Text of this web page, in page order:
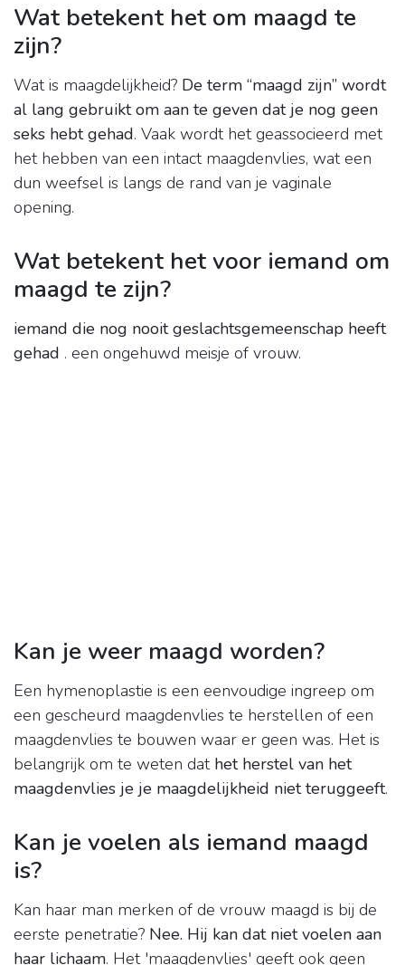
Wat betekent het om maagd te
zijn?
Wat is maagdelijkheid? De term “maagd zijn” wordt
al lang gebruikt om aan te geven dat je nog geen
seks hebt gehad. Vaak wordt het geassocieerd met
het hebben van een intact maagdenvlies, wat een
dun weefsel is langs de rand van je vaginale
opening.
Wat betekent het voor iemand om
maagd te zijn?
iemand die nog nooit geslachtsgemeenschap heeft
gehad . een ongehuwd meisje of vrouw.
Kan je weer maagd worden?
Een hymenoplastie is een eenvoudige ingreep om
een gescheurd maagdenvlies te herstellen of een
maagdenvlies te bouwen waar er geen was. Het is
belangrijk om te weten dat het herstel van het
maagdenvlies je je maagdelijkheid niet teruggeeft.
Kan je voelen als iemand maagd
is?
Kan haar man merken of de vrouw maagd is bij de
eerste penetratie? Nee. Hij kan dat niet voelen aan
haar lichaam. Het 'maagdenvlies' geeft ook geen